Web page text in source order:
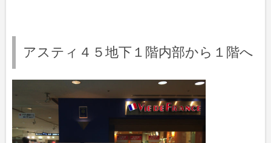
アスティ４５地下１階内部から１階へ